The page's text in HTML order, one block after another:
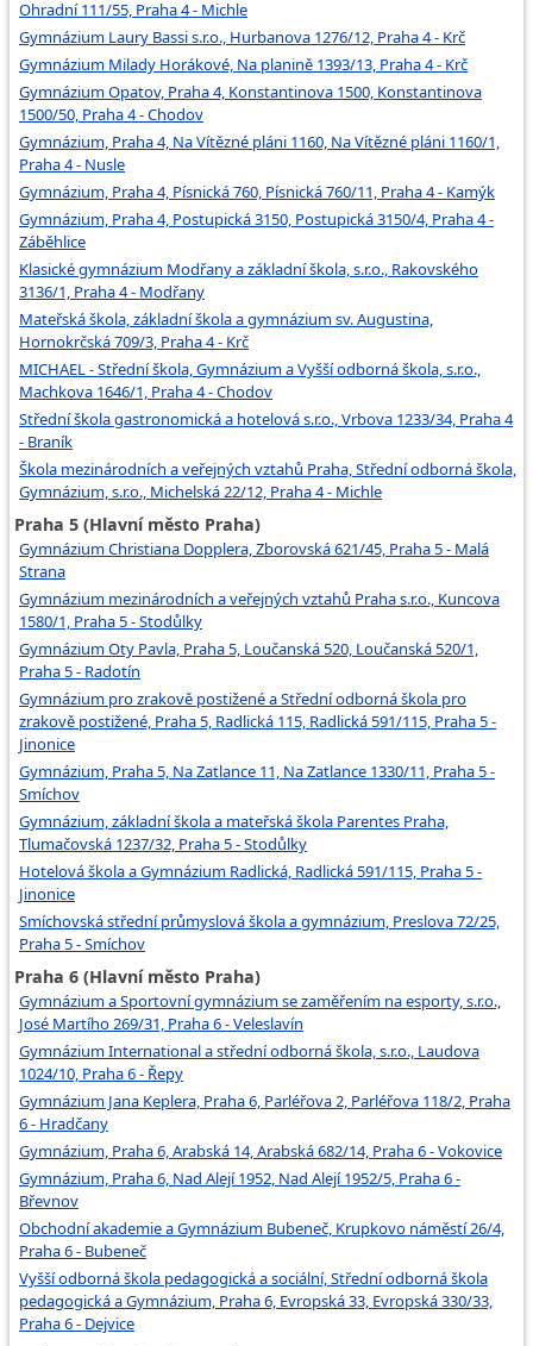
Ohradní 111/55, Praha 4 - Michle
Gymnázium Laury Bassi s.r.o., Hurbanova 1276/12, Praha 4 - Krč
Gymnázium Milady Horákové, Na planině 1393/13, Praha 4 - Krč
Gymnázium Opatov, Praha 4, Konstantinova 1500, Konstantinova
1500/50, Praha 4 - Chodov
Gymnázium, Praha 4, Na Vítězné pláni 1160, Na Vítězné pláni 1160/1,
Praha 4 - Nusle
Gymnázium, Praha 4, Písnická 760, Písnická 760/11, Praha 4 - Kamýk
Gymnázium, Praha 4, Postupická 3150, Postupická 3150/4, Praha 4 -
Záběhlice
Klasické gymnázium Modřany a základní škola, s.r.o., Rakovského
3136/1, Praha 4 - Modřany
Mateřská škola, základní škola a gymnázium sv. Augustina,
Hornokrčská 709/3, Praha 4 - Krč
MICHAEL - Střední škola, Gymnázium a Vyšší odborná škola, s.r.o.,
Machkova 1646/1, Praha 4 - Chodov
Střední škola gastronomická a hotelová s.r.o., Vrbova 1233/34, Praha 4
- Braník
Škola mezinárodních a veřejných vztahů Praha, Střední odborná škola,
Gymnázium, s.r.o., Michelská 22/12, Praha 4 - Michle
Praha 5 (Hlavní město Praha)
Gymnázium Christiana Dopplera, Zborovská 621/45, Praha 5 - Malá
Strana
Gymnázium mezinárodních a veřejných vztahů Praha s.r.o., Kuncova
1580/1, Praha 5 - Stodůlky
Gymnázium Oty Pavla, Praha 5, Loučanská 520, Loučanská 520/1,
Praha 5 - Radotín
Gymnázium pro zrakově postižené a Střední odborná škola pro
zrakově postižené, Praha 5, Radlická 115, Radlická 591/115, Praha 5 -
Jinonice
Gymnázium, Praha 5, Na Zatlance 11, Na Zatlance 1330/11, Praha 5 -
Smíchov
Gymnázium, základní škola a mateřská škola Parentes Praha,
Tlumačovská 1237/32, Praha 5 - Stodůlky
Hotelová škola a Gymnázium Radlická, Radlická 591/115, Praha 5 -
Jinonice
Smíchovská střední průmyslová škola a gymnázium, Preslova 72/25,
Praha 5 - Smíchov
Praha 6 (Hlavní město Praha)
Gymnázium a Sportovní gymnázium se zaměřením na esporty, s.r.o.,
José Martího 269/31, Praha 6 - Veleslavín
Gymnázium International a střední odborná škola, s.r.o., Laudova
1024/10, Praha 6 - Řepy
Gymnázium Jana Keplera, Praha 6, Parléřova 2, Parléřova 118/2, Praha
6 - Hradčany
Gymnázium, Praha 6, Arabská 14, Arabská 682/14, Praha 6 - Vokovice
Gymnázium, Praha 6, Nad Alejí 1952, Nad Alejí 1952/5, Praha 6 -
Břevnov
Obchodní akademie a Gymnázium Bubeneč, Krupkovo náměstí 26/4,
Praha 6 - Bubeneč
Vyšší odborná škola pedagogická a sociální, Střední odborná škola
pedagogická a Gymnázium, Praha 6, Evropská 33, Evropská 330/33,
Praha 6 - Dejvice